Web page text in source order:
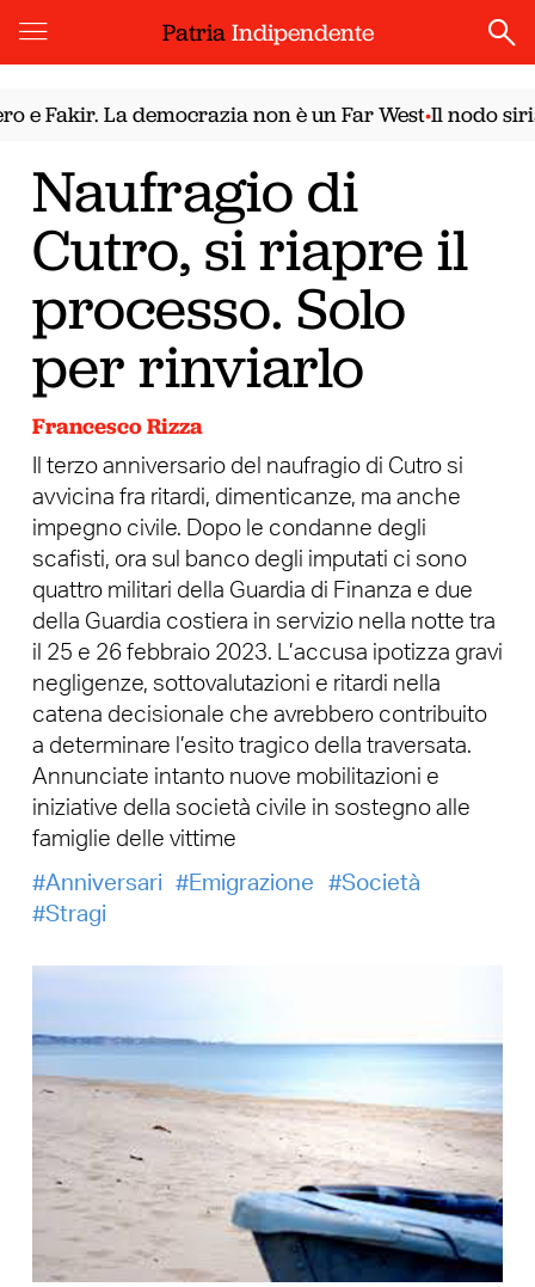
PatriaIndipendente
La democrazia non è un Far West•Il nodo siriano.
Naufragio di
Cutro, si riapre il
processo. Solo
per rinviarlo
Francesco Rizza
Il terzo anniversario del naufragio di Cutro si
avvicina fra ritardi, dimenticanze, ma anche
impegno civile. Dopo le condanne degli
scafisti, ora sul banco degli imputati ci sono
quattro militari della Guardia di Finanza e due
della Guardia costiera in servizio nella notte tra
il 25 e 26 febbraio 2023. L’accusa ipotizza gravi
negligenze, sottovalutazioni e ritardi nella
catena decisionale che avrebbero contribuito
a determinare l’esito tragico della traversata.
Annunciate intanto nuove mobilitazioni e
iniziative della società civile in sostegno alle
famiglie delle vittime
Anniversari
Emigrazione
Società
Stragi